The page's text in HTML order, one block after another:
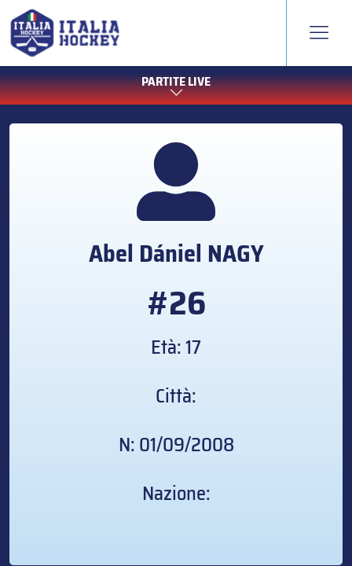
PARTITE LIVE
Abel Dániel NAGY
#26
Età: 17
Città:
N: 01/09/2008
Nazione: